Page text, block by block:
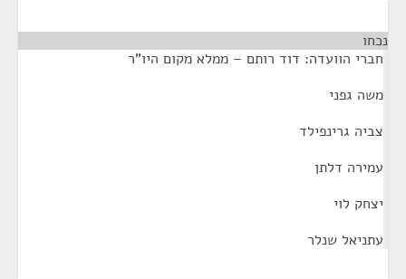
נכחו
חברי הוועדה: דוד רותם – ממלא מקום היו"ר
משה גפני
צביה גרינפילד
עמירה דלתן
יצחק לוי
עתניאל שנלר